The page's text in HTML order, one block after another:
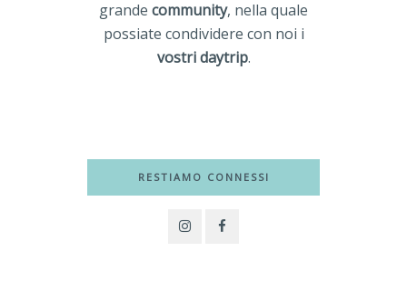
grande community, nella quale
possiate condividere con noi i
vostri daytrip.
RESTIAMO CONNESSI